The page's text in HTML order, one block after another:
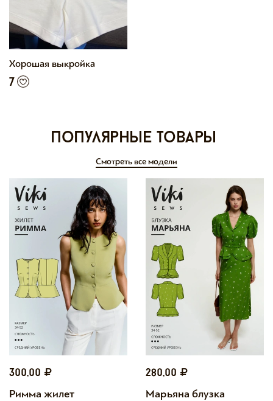
Хорошая выкройка
7
Популярные товары
Смотреть все модели
300,00
Римма жилет
280,00
Марьяна блузка